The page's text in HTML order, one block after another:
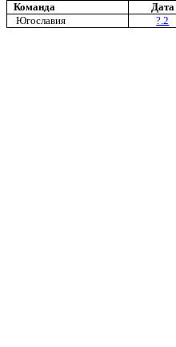
Команда
Дата
Югославия
?.2